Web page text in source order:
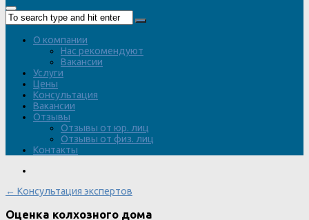
О компании
Нас рекомендуют
Вакансии
Услуги
Цены
Консультация
Вакансии
Отзывы
Отзывы от юр. лиц
Отзывы от физ. лиц
Контакты
← Консультация экспертов
Оценка колхозного дома